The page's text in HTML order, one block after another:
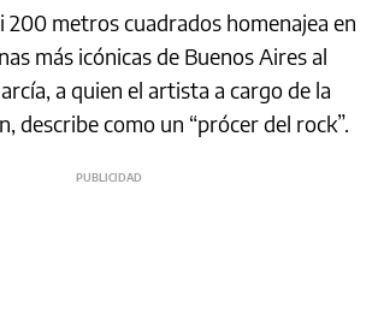
200 metros cuadrados homenajea en
más icónicas de Buenos Aires al
a quien el artista a cargo de la
describe como un “prócer del rock”.